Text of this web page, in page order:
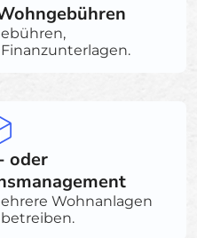
oder
Wohnanlagen